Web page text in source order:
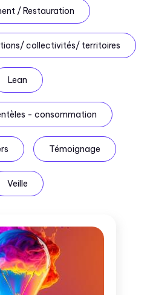
/ Restauration
collectivités/ territoires
Lean
- consommation
Témoignage
Veille